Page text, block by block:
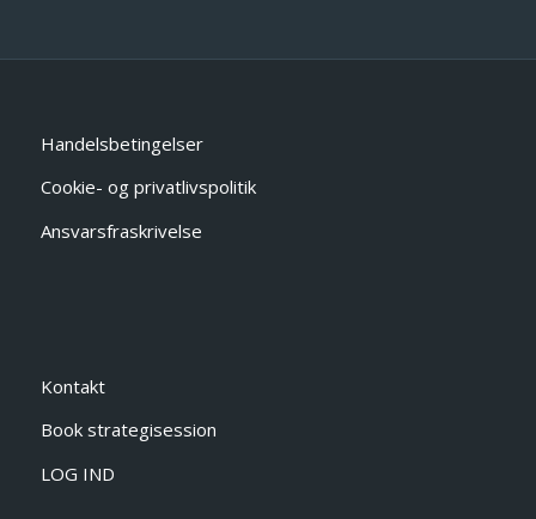
Handelsbetingelser
Cookie- og privatlivspolitik
Ansvarsfraskrivelse
Kontakt
Book strategisession
LOG IND